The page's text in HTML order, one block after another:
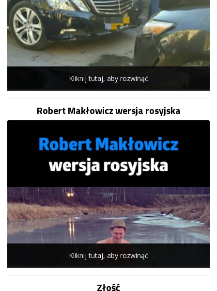
Kliknij tutaj, aby rozwinąć
Robert Makłowicz wersja rosyjska
Kliknij tutaj, aby rozwinąć
Złość